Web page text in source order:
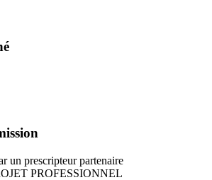
un prescripteur partenaire
PROFESSIONNEL